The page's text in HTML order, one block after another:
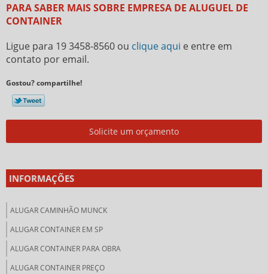
PARA SABER MAIS SOBRE EMPRESA DE ALUGUEL DE
CONTAINER
Ligue para 19 3458-8560 ou clique aqui e entre em
contato por email.
Gostou? compartilhe!
Solicite um orçamento
INFORMAÇÕES
ALUGAR CAMINHÃO MUNCK
ALUGAR CONTAINER EM SP
ALUGAR CONTAINER PARA OBRA
ALUGAR CONTAINER PREÇO